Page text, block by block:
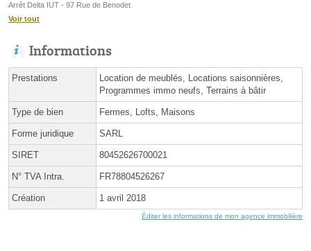
Arrêt Delta IUT - 97 Rue de Benodet
Voir tout
Informations
Prestations
Location de meublés, Locations saisonnières,
Programmes immo neufs, Terrains à bâtir
Type de bien Fermes, Lofts, Maisons
Forme juridique SARL
SIRET 80452626700021
N° TVA Intra. FR78804526267
Création 1 avril 2018
Éditer les informations de mon agence immobilière